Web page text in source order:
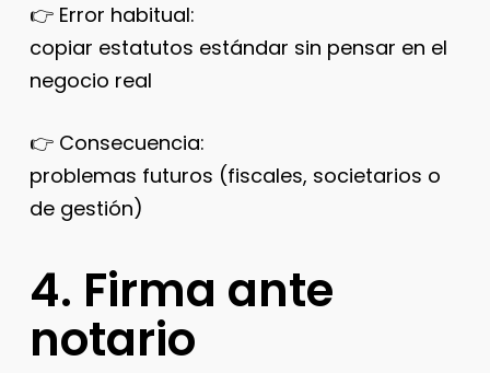
👉 Error habitual:
copiar estatutos estándar sin pensar en el
negocio real
👉 Consecuencia:
problemas futuros (fiscales, societarios o
de gestión)
4. Firma ante
notario